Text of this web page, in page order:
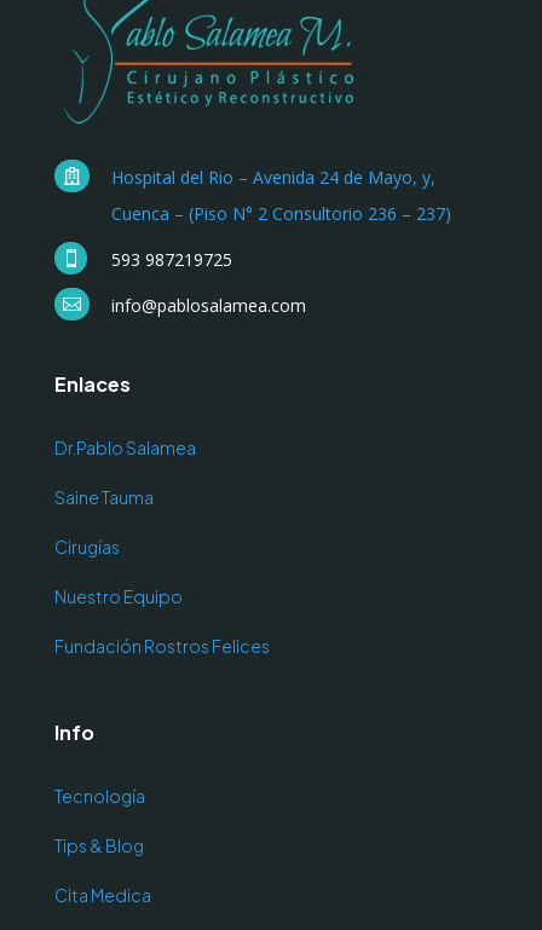

Hospital del Rio – Avenida 24 de Mayo, y,
Cuenca – (Piso N° 2 Consultorio 236 – 237)
 593 987219725
 info@pablosalamea.com
Enlaces
Dr.Pablo Salamea
Saine Tauma
Cirugías
Nuestro Equipo
Fundación Rostros Felices
Info
Tecnología
Tips & Blog
Cita Medica